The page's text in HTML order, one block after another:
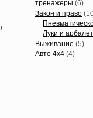
тренажеры (6)
Закон и право
Луки и
Выживание (5)
Авто 4х4 (4)